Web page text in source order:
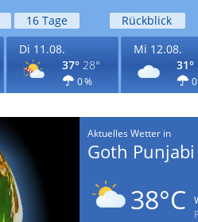
16 Tage
Rückblick
Di 11.08.
37° 28°
0 %
Mi 12.08.
31°
Aktuelles Wetter in
Goth Punjabi
38°C